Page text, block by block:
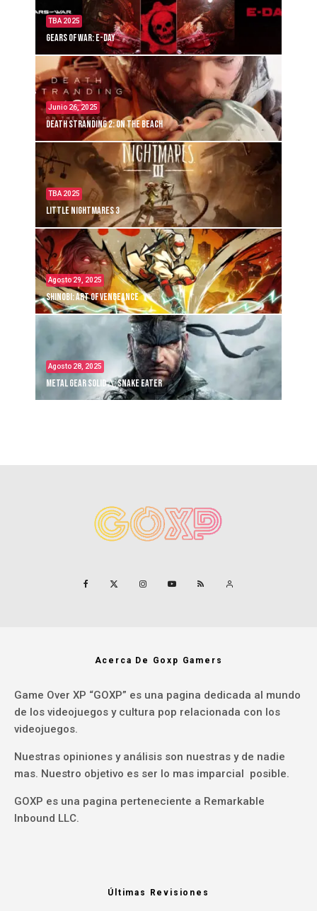
TBA 2025
Gears of War: E-Day
Junio 26, 2025
Death Stranding 2: On the Beach
TBA 2025
Little Nightmares 3
Agosto 29, 2025
Shinobi: Art of Vengeance
Agosto 28, 2025
Metal Gear Solid Δ: Snake Eater
Acerca De Goxp Gamers
Game Over XP “GOXP” es una pagina dedicada al mundo
de los videojuegos y cultura pop relacionada con los
videojuegos.
Nuestras opiniones y análisis son nuestras y de nadie
mas. Nuestro objetivo es ser lo mas imparcial posible.
GOXP es una pagina perteneciente a Remarkable
Inbound LLC.
Últimas Revisiones